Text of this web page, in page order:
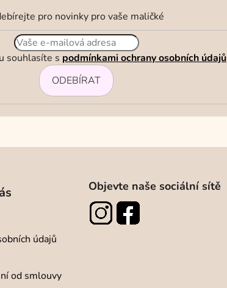
pro novinky pro vaše maličké
souhlasíte s podmínkami ochrany osobních údajů
ODEBÍRAT
údajů
od smlouvy
Objevte naše sociální sítě